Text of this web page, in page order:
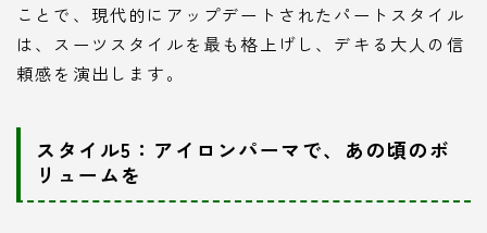
ことで、現代的にアップデートされたパートスタイル
は、スーツスタイルを最も格上げし、デキる大人の信
頼感を演出します。
スタイル5：アイロンパーマで、あの頃のボ
リュームを